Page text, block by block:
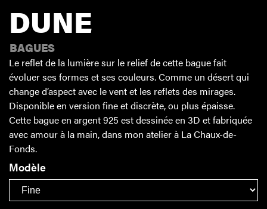
DUNE
BAGUES
Le reflet de la lumière sur le relief de cette bague fait
évoluer ses formes et ses couleurs. Comme un désert qui
change d’aspect avec le vent et les reflets des mirages.
Disponible en version fine et discrète, ou plus épaisse.
Cette bague en argent 925 est dessinée en 3D et fabriquée
avec amour à la main, dans mon atelier à La Chaux-de-
Fonds.
Modèle